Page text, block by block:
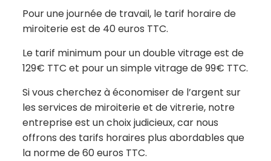
Pour une journée de travail, le tarif horaire de
miroiterie est de 40 euros TTC.
Le tarif minimum pour un double vitrage est de
129€ TTC et pour un simple vitrage de 99€ TTC.
Si vous cherchez à économiser de l’argent sur
les services de miroiterie et de vitrerie, notre
entreprise est un choix judicieux, car nous
offrons des tarifs horaires plus abordables que
la norme de 60 euros TTC.